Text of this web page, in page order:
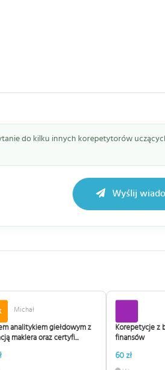
do kilku innych korepetytorów
Wyślij
Michał
analitykiem giełdowym z
maklera oraz certyfi...
Korepetycje z
finansów
60 zł